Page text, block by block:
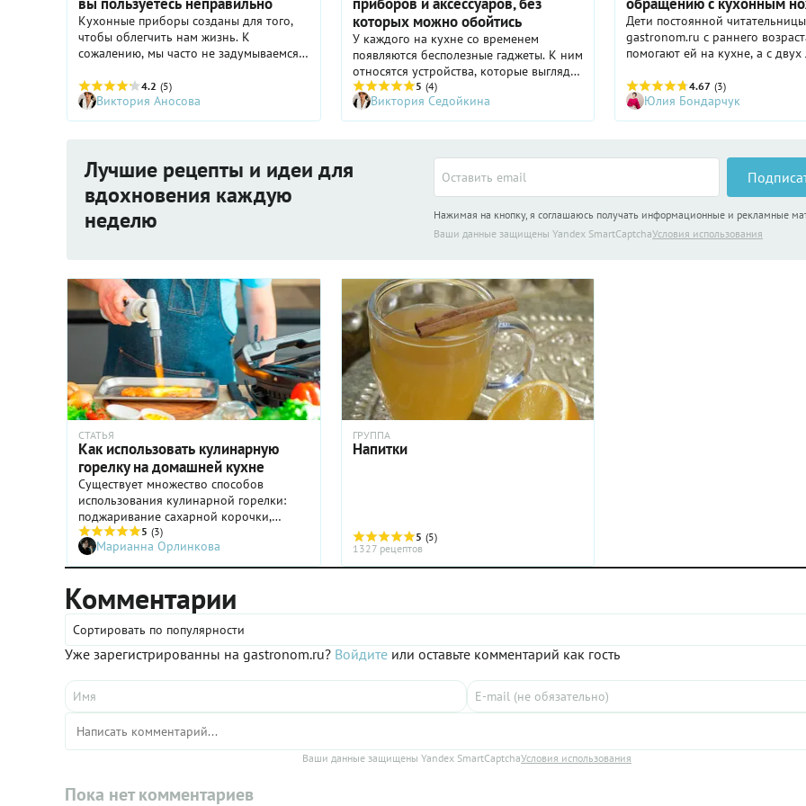
Кухонные приборы созданы для того,
чтобы облегчить нам жизнь. К
сожалению, мы часто не задумываемся,
предмет, которым пользуемся уже очень
давно. Но работу с такими привычными
кухонными приспособлениями мы
4.2 (5)
Виктория Аносова
которых можно обойтись
У каждого на кухне со временем
появляются бесполезные гаджеты. К ним
относятся устройства, которые выглядят
интересно, но часто не имеют
практической ценности в быту или
редко используются. Пашотница, набор
нужны ли эти кухонные гаджеты в
обычной жизни. А помогут нам в этом
известные кулинарные блогеры: Андрей
Рудьков (известный как Энди Шеф),
Лиана Хачатрян (lianaaa_chka) и Алена
совпадают ли мнения фудблогеров и
читателей Gastronom.ru.
5 (4)
Виктория Седойкина
Дети постоянной читательницы
gastronom.ru с раннего
помогают ей на кухне, а с двух
раскрыла секреты, как научить
безопасному обращению с
Главное - запомнить 10
4.67 (3)
Юлия Бондарчук
Лучшие рецепты и идеи для
вдохновения каждую
неделю
Нажимая на кнопку, я соглашаюсь получать информационные и рекламные
Ваши данные защищены Yandex SmartCaptchaУсловия использования
СТАТЬЯ
Как использовать кулинарную
горелку на домашней кухне
Существует множество способов
использования кулинарной горелки:
поджаривание сахарной корочки,
плавление сыра, создание румяного
верха на запеканке, обугливание
овощей… Вроде бы, для каждой из этих
духовку или открытый огонь – но на
домашней кухне горелкой работать
гораздо удобнее.
5 (3)
Марианна Орлинкова
ГРУППА
Напитки
5 (5)
1327 рецептов
Комментарии
Сортировать по популярности
Уже зарегистрированны на gastronom.ru? Войдите или оставьте комментарий как гость
Ваши данные защищены Yandex SmartCaptchaУсловия использования
Пока нет комментариев